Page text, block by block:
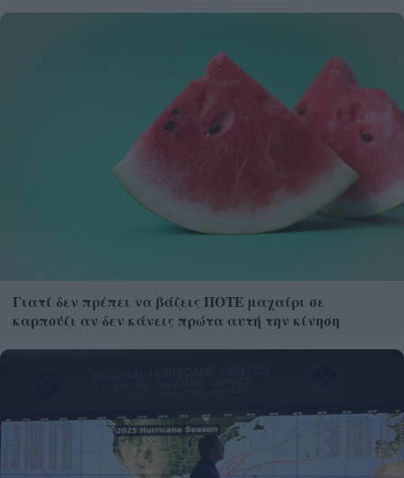
Γιατί δεν πρέπει να βάζεις ΠΟΤΕ μαχαίρι σε
καρπούζι αν δεν κάνεις πρώτα αυτή την κίνηση